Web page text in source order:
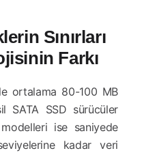
Sınırları
Farkı
ortalama 80-100 MB
SATA SSD sürücüler
ise saniyede
kadar veri